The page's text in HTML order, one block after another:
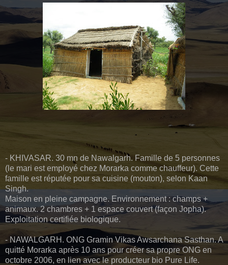
- KHIVASAR. 30 mn de Nawalgarh. Famille de 5 personnes
(le mari est employé chez Morarka comme chauffeur). Cette
famille est réputée pour sa cuisine (mouton), selon Kaan
Singh.
Maison en pleine campagne. Environnement : champs +
animaux. 2 chambres + 1 espace couvert (façon Jopha).
Exploitation certifiée biologique.
- NAWALGARH. ONG Gramin Vikas Awsarchana Sasthan. A
quitté Morarka après 10 ans pour créer sa propre ONG en
octobre 2006, en lien avec le producteur bio Pure Life.